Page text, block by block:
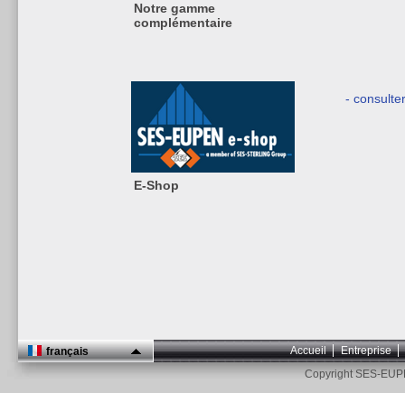
Notre gamme
complémentaire
E-Shop
-
français Accueil
Entreprise
Copyright SES-